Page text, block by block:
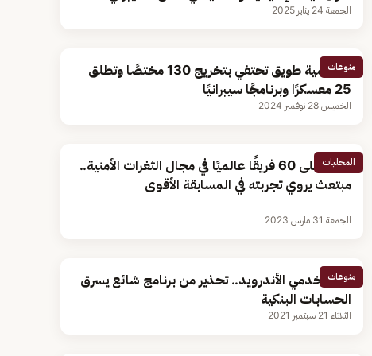
الجمعة 24 يناير 2025
منوعات
أكاديمية طويق تحتفي بتخريج 130 مختصًا وتطلق
25 معسكرًا وبرنامجًا سيبرانيًا
الخميس 28 نوفمبر 2024
المحليات
تفوق على 60 فريقًا عالميًا في مجال الثغرات الأمنية..
مبتعث يروي تجربته في المسابقة الأقوى
الجمعة 31 مارس 2023
منوعات
لمستخدمي الأندرويد.. تحذير من برنامج شائع يسرق
الحسابات البنكية
الثلاثاء 21 سبتمبر 2021